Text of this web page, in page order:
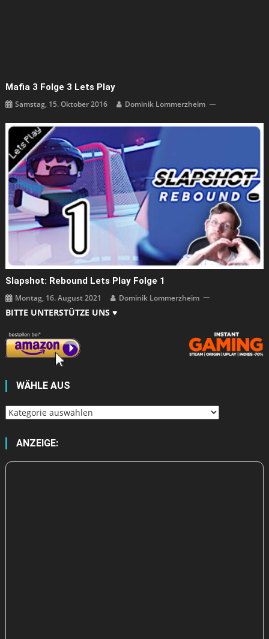
Slapshot: Rebound Lets Play Folge 1
Montag, 16. August 2021 Dominik Lommerzheim
BITTE UNTERSTÜTZE UNS ♥
WÄHLE AUS
Wähle
aus
ANZEIGE: